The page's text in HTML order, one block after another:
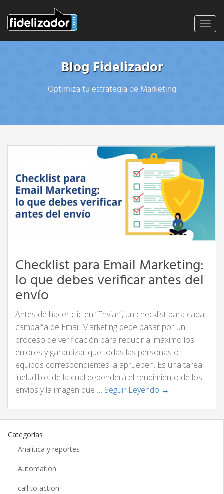
Blog Fidelizador
Optimiza tu estrategia de Marketing
Checklist para Email Marketing:
lo que debes verificar antes del
envío
Antes de hacer clic en “Enviar”, un checklist para cada
campaña de Email Marketing debe pasar por un
proceso de verificación para reducir al máximo los
errores y garantizar que todas las personas o
equipos correspondientes la aprueben. Es una tarea
ineludible, de la cual dependerá el rendimiento de los
envíos y la imagen que … Seguir Leyendo →
Categorías
Analítica y reportes
Automation
call to action